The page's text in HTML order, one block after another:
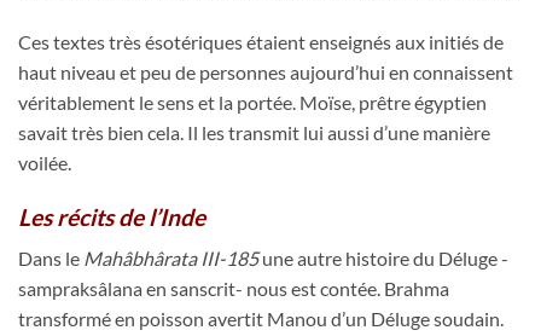
Ces textes très ésotériques étaient enseignés aux initiés de
haut niveau et peu de personnes aujourd’hui en connaissent
véritablement le sens et la portée. Moïse, prêtre égyptien
savait très bien cela. Il les transmit lui aussi d’une manière
voilée.
Les récits de l’Inde
Dans le Mahâbhârata III-185une autre histoire du Déluge -
sampraksâlana en sanscrit- nous est contée. Brahma
transformé en poisson avertit Manou d’un Déluge soudain.